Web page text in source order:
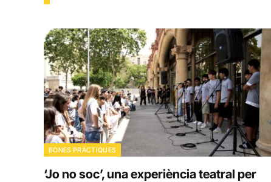
BONES PRÀCTIQUES
‘Jo no soc’, una experiència teatral per